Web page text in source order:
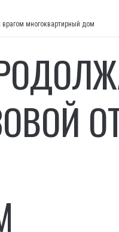
многоквартирный дом